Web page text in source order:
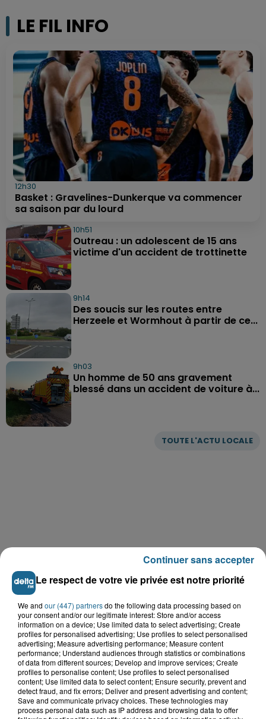
LE FIL INFO
TOUTE L'ACTU LOCALE
12h30
Basket : Gravelines-Dunkerque va commencer
sa saison par du lourd
10h51
Outreau : un adolescent de 15 ans
victime d'un accident de trottinette
9h14
Des soucis sur les routes entre
Herzeele et Wormhout à partir de ce...
9h03
Un homme de 50 ans gravement
blessé dans un accident de voiture à...
LE TOP DE L'ACTU
Le respect de votre vie privée est notre priorité
We and our (447) partnersdo the following data processing based on
your consent and/or our legitimate interest: Store and/or access
information on a device; Use limited data to select advertising; Create
profiles for personalised advertising; Use profiles to select personalised
advertising; Measure advertising performance; Measure content
performance; Understand audiences through statistics or combinations
of data from different sources; Develop and improve services; Create
profiles to personalise content; Use profiles to select personalised
content; Use limited data to select content; Ensure security, prevent and
detect fraud, and fix errors; Deliver and present advertising and content;
Save and communicate privacy choices. These technologies may
process personal data such as IP address and browsing data to offer
Continuer sans accepter